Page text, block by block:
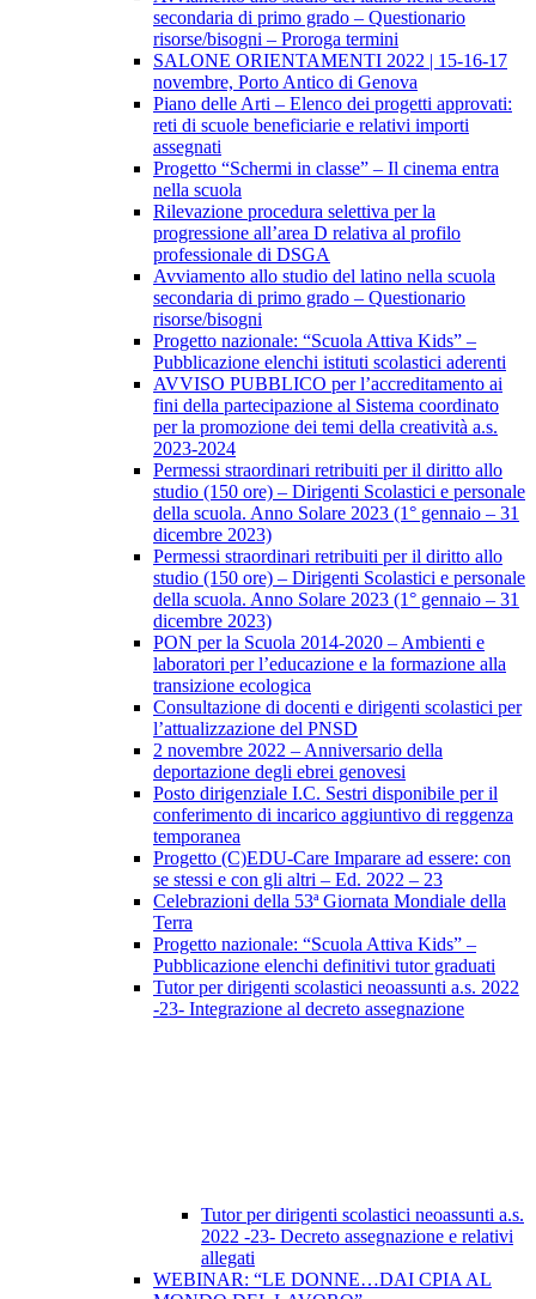
secondaria di primo grado – Questionario
risorse/bisogni – Proroga termini
SALONE ORIENTAMENTI 2022 | 15-16-17
novembre, Porto Antico di Genova
Piano delle Arti – Elenco dei progetti approvati:
reti di scuole beneficiarie e relativi importi
assegnati
Progetto “Schermi in classe” – Il cinema entra
nella scuola
Rilevazione procedura selettiva per la
progressione all’area D relativa al profilo
professionale di DSGA
Avviamento allo studio del latino nella scuola
secondaria di primo grado – Questionario
risorse/bisogni
Progetto nazionale: “Scuola Attiva Kids” –
Pubblicazione elenchi istituti scolastici aderenti
AVVISO PUBBLICO per l’accreditamento ai
fini della partecipazione al Sistema coordinato
per la promozione dei temi della creatività a.s.
2023-2024
Permessi straordinari retribuiti per il diritto allo
studio (150 ore) – Dirigenti Scolastici e personale
della scuola. Anno Solare 2023 (1° gennaio – 31
dicembre 2023)
Permessi straordinari retribuiti per il diritto allo
studio (150 ore) – Dirigenti Scolastici e personale
della scuola. Anno Solare 2023 (1° gennaio – 31
dicembre 2023)
PON per la Scuola 2014-2020 – Ambienti e
laboratori per l’educazione e la formazione alla
transizione ecologica
Consultazione di docenti e dirigenti scolastici per
l’attualizzazione del PNSD
2 novembre 2022 – Anniversario della
deportazione degli ebrei genovesi
Posto dirigenziale I.C. Sestri disponibile per il
conferimento di incarico aggiuntivo di reggenza
temporanea
Progetto (C)EDU-Care Imparare ad essere: con
se stessi e con gli altri – Ed. 2022 – 23
Celebrazioni della 53ª Giornata Mondiale della
Terra
Progetto nazionale: “Scuola Attiva Kids” –
Pubblicazione elenchi definitivi tutor graduati
Tutor per dirigenti scolastici neoassunti a.s. 2022
-23- Integrazione al decreto assegnazione
Tutor per dirigenti scolastici neoassunti a.s.
2022 -23- Decreto assegnazione e relativi
allegati
WEBINAR: “LE DONNE…DAI CPIA AL